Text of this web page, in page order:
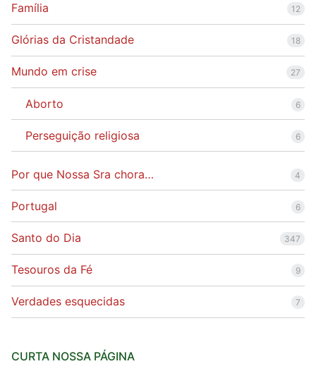
Família 12
Glórias da Cristandade 18
Mundo em crise 27
Aborto 6
Perseguição religiosa 6
Por que Nossa Sra chora… 4
Portugal 6
Santo do Dia 347
Tesouros da Fé 9
Verdades esquecidas 7
CURTA NOSSA PÁGINA